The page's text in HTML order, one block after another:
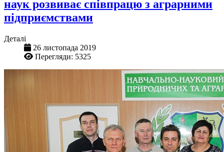
наук розвиває співпрацю з аграрними
підприємствами
Деталі
26 листопада 2019
Перегляди: 5325